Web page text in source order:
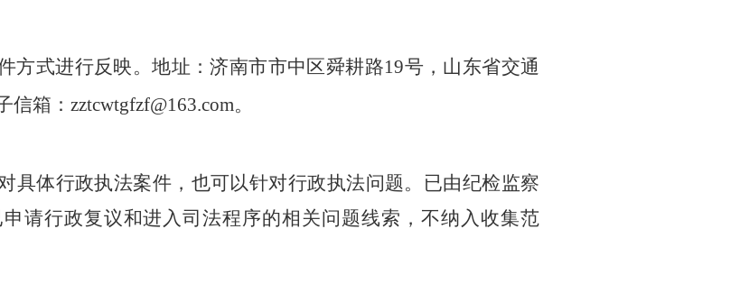
方式进行反映。地址 ：济南市市中区舜耕路19号， 山东省交通
信箱： zztcwtgfzf@163.com。
具体行政执法案件，也可以针对行政执法问题。已由纪检监察
请行政复议和进入司法程序的相关问题线索，不纳入收集范